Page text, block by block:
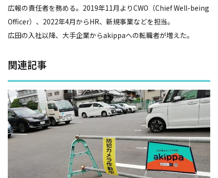
広報の責任者を務める。2019年11月よりCWO（Chief Well-being
Officer）、2022年4月からHR、新規事業などを担当。
広田の入社以降、大手企業からakippaへの転職者が増えた。
関連記事